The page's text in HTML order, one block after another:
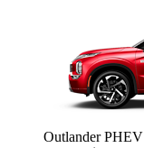
Outlander PHEV